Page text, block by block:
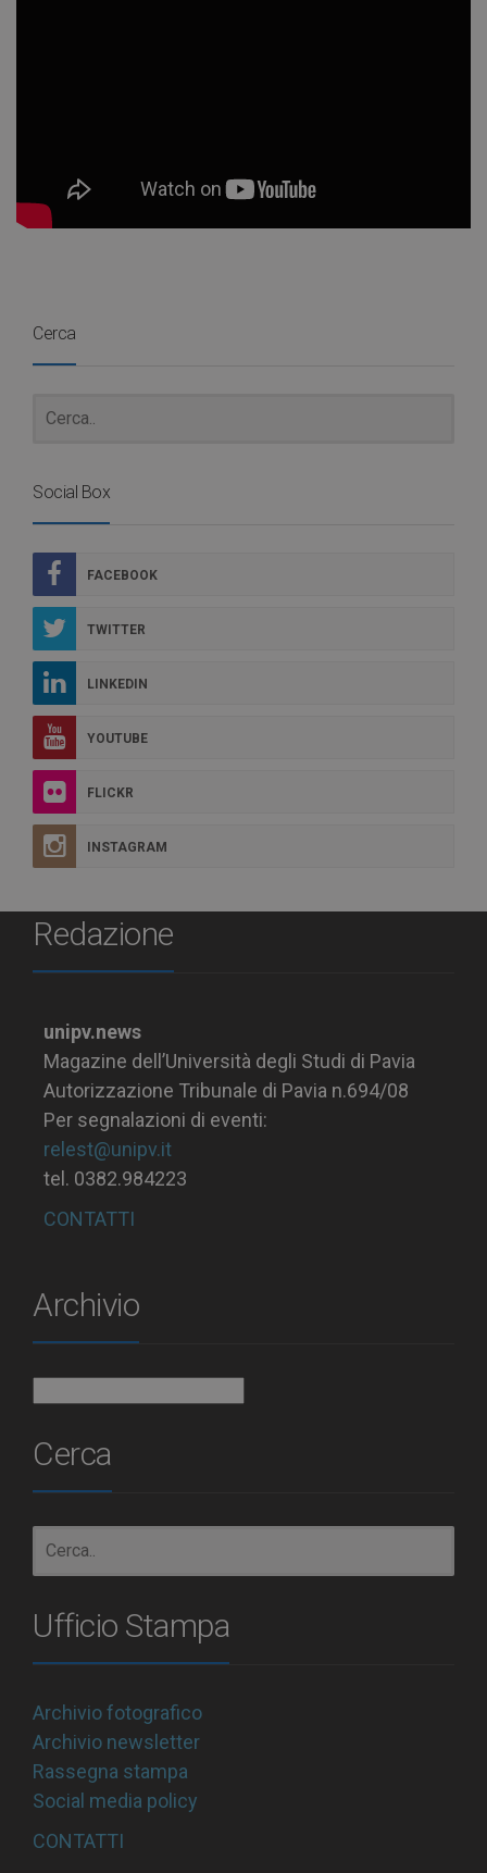
Cerca
Social Box
FACEBOOK
TWITTER
LINKEDIN
YOUTUBE
FLICKR
INSTAGRAM
Redazione
unipv.news
Magazine dell’Università degli Studi di Pavia
Autorizzazione Tribunale di Pavia n.694/08
Per segnalazioni di eventi:
relest@unipv.it
tel. 0382.984223
CONTATTI
Archivio
Cerca
Ufficio Stampa
Archivio fotografico
Archivio newsletter
Rassegna stampa
Social media policy
CONTATTI